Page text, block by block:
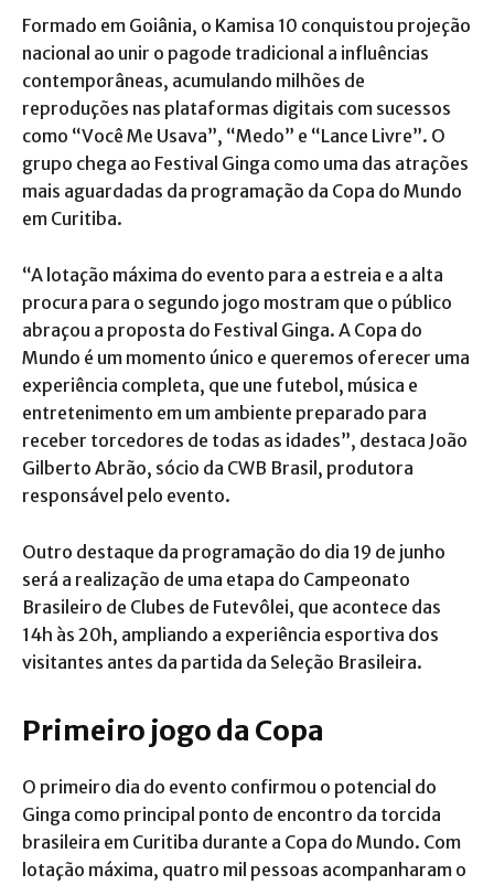
Formado em Goiânia, o Kamisa 10 conquistou projeção
nacional ao unir o pagode tradicional a influências
contemporâneas, acumulando milhões de
reproduções nas plataformas digitais com sucessos
como “Você Me Usava”, “Medo” e “Lance Livre”. O
grupo chega ao Festival Ginga como uma das atrações
mais aguardadas da programação da Copa do Mundo
em Curitiba.
“A lotação máxima do evento para a estreia e a alta
procura para o segundo jogo mostram que o público
abraçou a proposta do Festival Ginga. A Copa do
Mundo é um momento único e queremos oferecer uma
experiência completa, que une futebol, música e
entretenimento em um ambiente preparado para
receber torcedores de todas as idades”, destaca João
Gilberto Abrão, sócio da CWB Brasil, produtora
responsável pelo evento.
Outro destaque da programação do dia 19 de junho
será a realização de uma etapa do Campeonato
Brasileiro de Clubes de Futevôlei, que acontece das
14h às 20h, ampliando a experiência esportiva dos
visitantes antes da partida da Seleção Brasileira.
Primeiro jogo da Copa
O primeiro dia do evento confirmou o potencial do
Ginga como principal ponto de encontro da torcida
brasileira em Curitiba durante a Copa do Mundo. Com
lotação máxima, quatro mil pessoas acompanharam o